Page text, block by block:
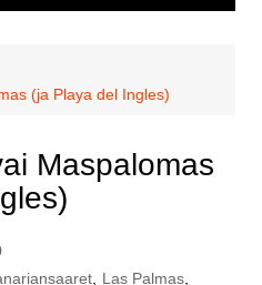
(ja Playa del Ingles)
Maspalomas
, Las Palmas,